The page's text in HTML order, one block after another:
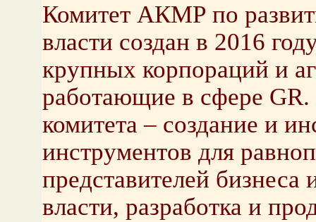
Комитет АКМР по
власти создан в 2016
крупных корпораций и
работающие в сфере GR.
комитета – создание и
инструментов для
представителей бизнеса
власти, разработка и